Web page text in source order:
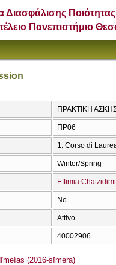
Διασφάλισης Ποιότητας
Πανεπιστήμιο
ΠΡΑΚΤΙΚΗ
ΠΡ06
1. Corso di
Winter/Spring
Effimia
No
Attivo
40002906
(2016-sīmera)